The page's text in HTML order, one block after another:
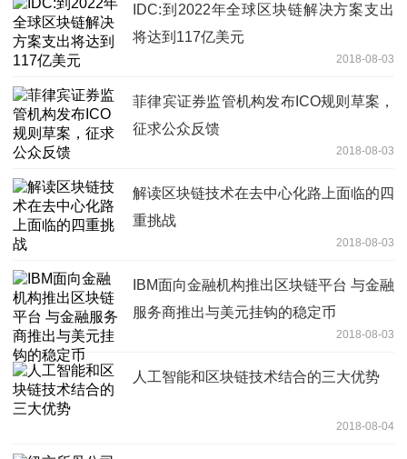
IDC:到2022年全球区块链解决方案支出
将达到117亿美元
2018-08-03
菲律宾证券监管机构发布ICO规则草案，
征求公众反馈
2018-08-03
解读区块链技术在去中心化路上面临的四
重挑战
2018-08-03
IBM面向金融机构推出区块链平台 与金融
服务商推出与美元挂钩的稳定币
2018-08-03
人工智能和区块链技术结合的三大优势
2018-08-04